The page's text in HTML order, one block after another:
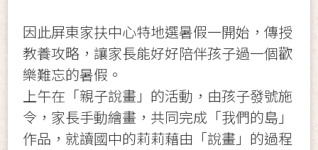
因此屏東家扶中心特地選暑假一開始，傳授
教養攻略，讓家長能好好陪伴孩子過一個歡
樂難忘的暑假。
上午在「親子說畫」的活動，由孩子發號施
令，家長手動繪畫，共同完成「我們的島」
作品，就讀國中的莉莉藉由「說畫」的過程